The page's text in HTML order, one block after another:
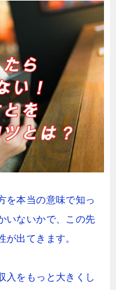
を本当の意味で知っ
いないかで、この先
が出てきます。
入をもっと大きくし